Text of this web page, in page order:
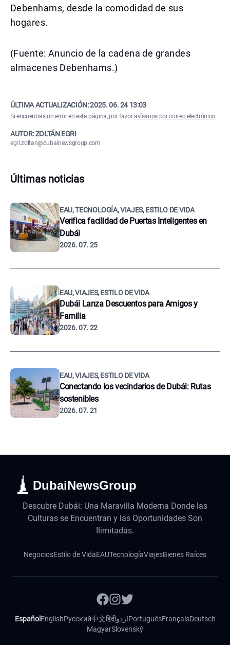
Debenhams, desde la comodidad de sus
hogares.
(Fuente: Anuncio de la cadena de grandes
almacenes Debenhams.)
ÚLTIMA ACTUALIZACIÓN:2025. 06. 24 13:03
Si encuentras un error en esta página, por favoravísanos por correo electrónico.
AUTOR: ZOLTÁN EGRI
egri.zoltan@dubainewsgroup.com
Últimas noticias
EAU, TECNOLOGÍA, VIAJES, ESTILO DE VIDA
Verifica facilidad de Puertas Inteligentes en
Dubái
2026. 07. 25
EAU, VIAJES, ESTILO DE VIDA
Dubái Lanza Descuentos para Amigos y
Familia
2026. 07. 22
EAU, VIAJES, ESTILO DE VIDA
Conectando los vecindarios de Dubái: Rutas
sostenibles
2026. 07. 21
DubaiNewsGroup
Descubre Dubái: Una Maravilla Moderna Donde las
Culturas se Encuentran y las Oportunidades Son
Ilimitadas.
NegociosEstilo de VidaEAUTecnologíaViajesBienes Raíces
Español EnglishРусский中文हिंदीاردوPortuguêsFrançaisDeutsch
MagyarSlovenský